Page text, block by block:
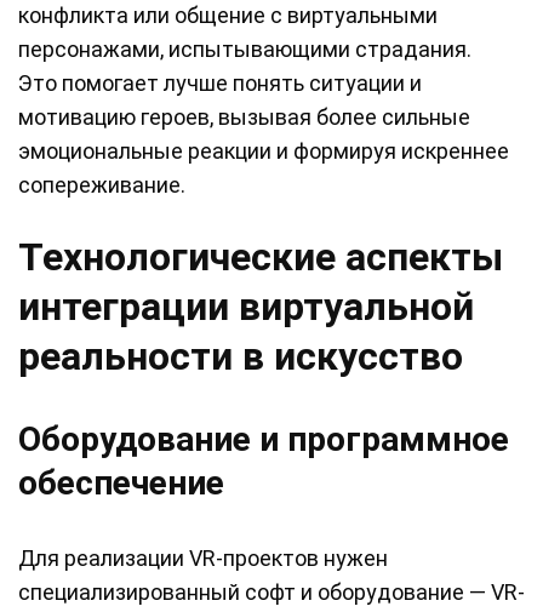
конфликта или общение с виртуальными
персонажами, испытывающими страдания.
Это помогает лучше понять ситуации и
мотивацию героев, вызывая более сильные
эмоциональные реакции и формируя искреннее
сопереживание.
Технологические аспекты
интеграции виртуальной
реальности в искусство
Оборудование и программное
обеспечение
Для реализации VR-проектов нужен
специализированный софт и оборудование — VR-